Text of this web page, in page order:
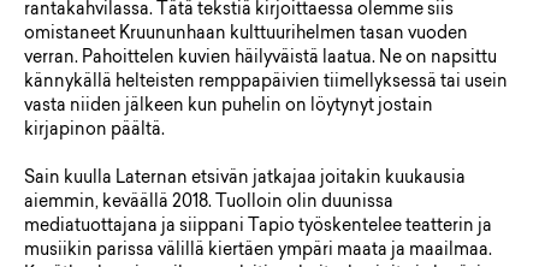
rantakahvilassa. Tätä tekstiä kirjoittaessa olemme siis
omistaneet Kruununhaan kulttuurihelmen tasan vuoden
verran. Pahoittelen kuvien häilyväistä laatua. Ne on napsittu
kännykällä helteisten remppapäivien tiimellyksessä tai usein
vasta niiden jälkeen kun puhelin on löytynyt jostain
kirjapinon päältä.
Sain kuulla Laternan etsivän jatkajaa joitakin kuukausia
aiemmin, keväällä 2018. Tuolloin olin duunissa
mediatuottajana ja siippani Tapio työskentelee teatterin ja
musiikin parissa välillä kiertäen ympäri maata ja maailmaa.